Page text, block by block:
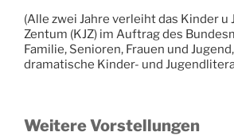
(Alle zwei Jahre verleiht das Kinder
Zentum (KJZ) im Auftrag des
Familie, Senioren, Frauen und
dramatische Kinder- und
Weitere Vorstellungen